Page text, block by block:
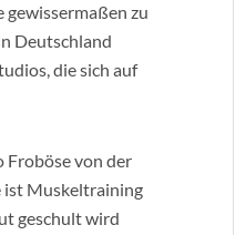
zu
Deutschland
die sich auf
Froböse von der
ist Muskeltraining
geschult wird